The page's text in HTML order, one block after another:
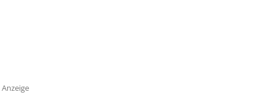
Anzeige